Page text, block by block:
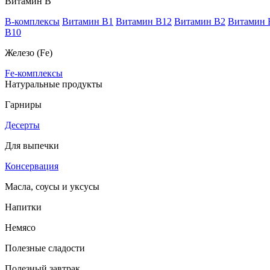
B-комплексы Витамин B1 Витамин B12 Витамин B2 Витамин
В10
Железо (Fe)
Fe-комплексы
Натуральные продукты
Гарниры
Десерты
Для выпечки
Консервация
Масла, соусы и уксусы
Напитки
Немясо
Полезные сладости